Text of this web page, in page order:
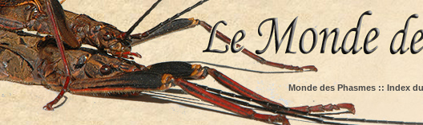
Monde des Phasmes :: Index